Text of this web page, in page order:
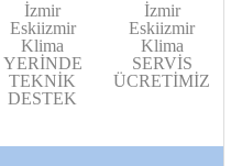
İzmir
Eskiizmir
Klima
YERİNDE
TEKNİK
DESTEK
İzmir
Eskiizmir
Klima
SERVİS
ÜCRETİMİZ